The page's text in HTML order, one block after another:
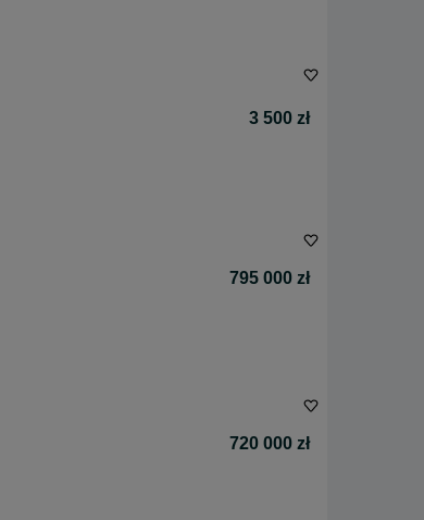
3 500 zł
795 000 zł
720 000 zł